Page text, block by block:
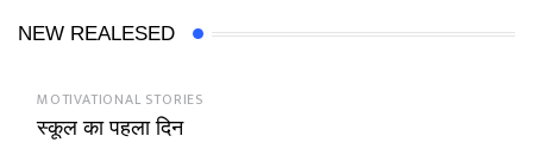
NEW REALESED
MOTIVATIONAL STORIES
स्कूल का पहला दिन